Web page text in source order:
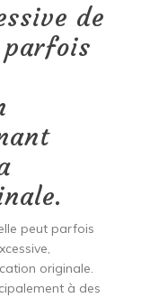
de
peut parfois
originale.
à des